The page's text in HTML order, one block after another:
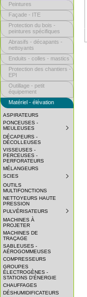
Peintures
Façade - ITE
Protection du bois -
peintures spécifiques
Abrasifs - décapants -
nettoyants
Enduits - colles - mastics
Protection des chantiers -
EPI
Outillage - petit
équipement
Matériel - élévation
ASPIRATEURS
PONCEUSES -
MEULEUSES
DÉCAPEURS -
DÉCOLLEUSES
VISSEUSES -
PERCEUSES -
PERFORATEURS
MÉLANGEURS
SCIES
OUTILS
MULTIFONCTIONS
NETTOYEURS HAUTE
PRESSION
PULVÉRISATEURS
MACHINES À
PROJETER
MACHINES DE
TRAÇAGE
SABLEUSES -
AÉROGOMMEUSES
COMPRESSEURS
GROUPES
ÉLECTROGÈNES -
STATIONS D'ÉNERGIE
CHAUFFAGES
DÉSHUMIDIFICATEURS